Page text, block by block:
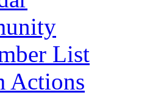
List
Actions